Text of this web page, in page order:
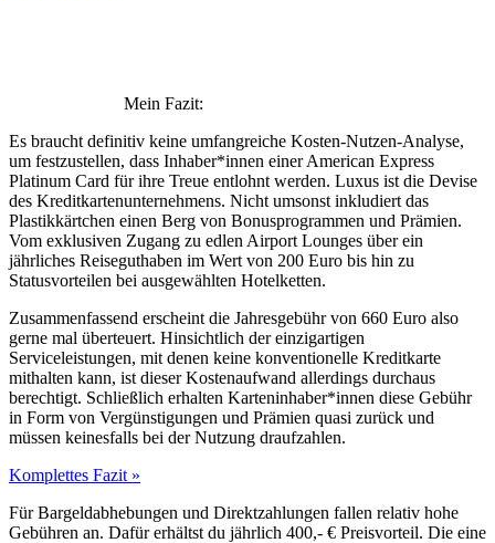
Mein Fazit:
Es braucht definitiv keine umfangreiche Kosten-Nutzen-Analyse,
um festzustellen, dass Inhaber*innen einer American Express
Platinum Card für ihre Treue entlohnt werden. Luxus ist die Devise
des Kreditkartenunternehmens. Nicht umsonst inkludiert das
Plastikkärtchen einen Berg von Bonusprogrammen und Prämien.
Vom exklusiven Zugang zu edlen Airport Lounges über ein
jährliches Reiseguthaben im Wert von 200 Euro bis hin zu
Statusvorteilen bei ausgewählten Hotelketten.
Zusammenfassend erscheint die Jahresgebühr von 660 Euro also
gerne mal überteuert. Hinsichtlich der einzigartigen
Serviceleistungen, mit denen keine konventionelle Kreditkarte
mithalten kann, ist dieser Kostenaufwand allerdings durchaus
berechtigt. Schließlich erhalten Karteninhaber*innen diese Gebühr
in Form von Vergünstigungen und Prämien quasi zurück und
müssen keinesfalls bei der Nutzung draufzahlen.
Komplettes Fazit »
Für Bargeldabhebungen und Direktzahlungen fallen relativ hohe
Gebühren an. Dafür erhältst du jährlich 400,- € Preisvorteil. Die eine